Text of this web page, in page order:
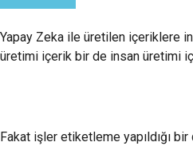
Yapay Zeka ile üretilen içeriklere
üretimi içerik bir de insan üretimi
Fakat işler etiketleme yapıldığı